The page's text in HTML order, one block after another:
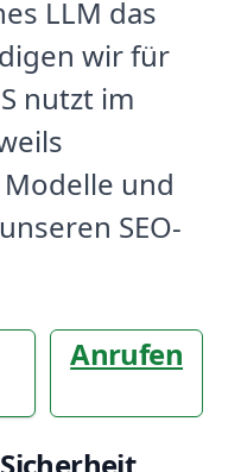
LLM das
wir für
nutzt im
und
SEO-
Anrufen